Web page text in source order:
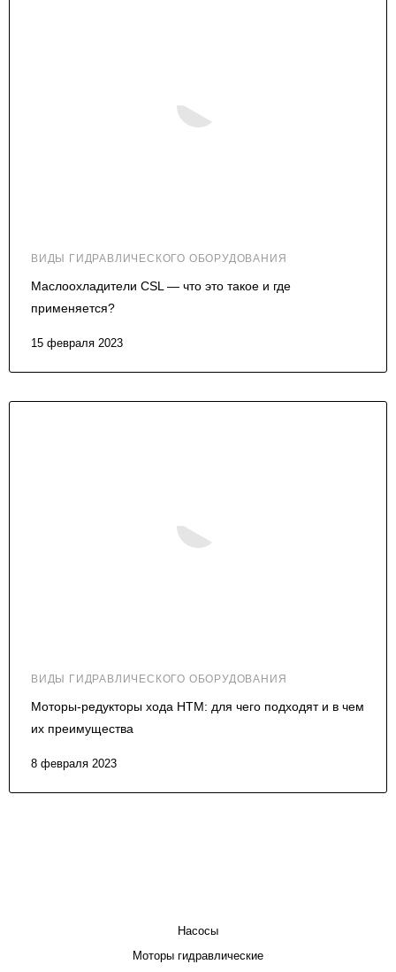
ВИДЫ ГИДРАВЛИЧЕСКОГО ОБОРУДОВАНИЯ
15 февраля 2023
Маслоохладители CSL — что это такое и где
применяется?
ВИДЫ ГИДРАВЛИЧЕСКОГО ОБОРУДОВАНИЯ
8 февраля 2023
Моторы-редукторы хода HTM: для чего подходят и в чем
их преимущества
Насосы
Моторы гидравлические